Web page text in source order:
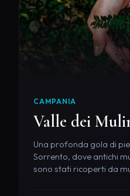
CAMPANIA
Valle dei
Una profonda gola di
Sorrento, dove antichi
sono stati ricoperti da